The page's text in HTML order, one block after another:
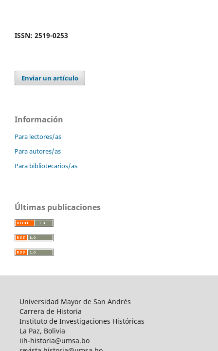
ISSN: 2519-0253
Enviar un artículo
Información
Para lectores/as
Para autores/as
Para bibliotecarios/as
Últimas publicaciones
Universidad Mayor de San Andrés
Carrera de Historia
Instituto de Investigaciones Históricas
La Paz, Bolivia
iih-historia@umsa.bo